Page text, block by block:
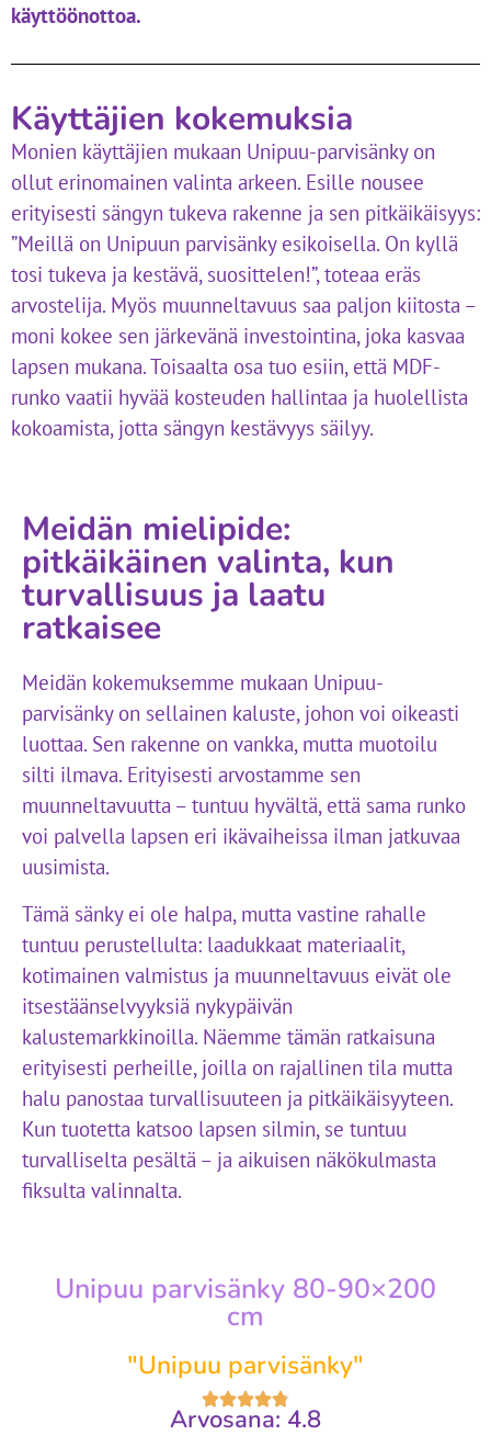
käyttöönottoa.
Käyttäjien kokemuksia
Monien käyttäjien mukaan Unipuu-parvisänky on
ollut erinomainen valinta arkeen. Esille nousee
erityisesti sängyn tukeva rakenne ja sen pitkäikäisyys:
”Meillä on Unipuun parvisänky esikoisella. On kyllä
tosi tukeva ja kestävä, suosittelen!”, toteaa eräs
arvostelija. Myös muunneltavuus saa paljon kiitosta –
moni kokee sen järkevänä investointina, joka kasvaa
lapsen mukana. Toisaalta osa tuo esiin, että MDF-
runko vaatii hyvää kosteuden hallintaa ja huolellista
kokoamista, jotta sängyn kestävyys säilyy.
Meidän mielipide:
pitkäikäinen valinta, kun
turvallisuus ja laatu
ratkaisee
Meidän kokemuksemme mukaan Unipuu-
parvisänky on sellainen kaluste, johon voi oikeasti
luottaa. Sen rakenne on vankka, mutta muotoilu
silti ilmava. Erityisesti arvostamme sen
muunneltavuutta – tuntuu hyvältä, että sama runko
voi palvella lapsen eri ikävaiheissa ilman jatkuvaa
uusimista.
Tämä sänky ei ole halpa, mutta vastine rahalle
tuntuu perustellulta: laadukkaat materiaalit,
kotimainen valmistus ja muunneltavuus eivät ole
itsestäänselvyyksiä nykypäivän
kalustemarkkinoilla. Näemme tämän ratkaisuna
erityisesti perheille, joilla on rajallinen tila mutta
halu panostaa turvallisuuteen ja pitkäikäisyyteen.
Kun tuotetta katsoo lapsen silmin, se tuntuu
turvalliselta pesältä – ja aikuisen näkökulmasta
fiksulta valinnalta.
Unipuu parvisänky 80-90×200
cm
"Unipuu parvisänky"
Arvosana: 4.8